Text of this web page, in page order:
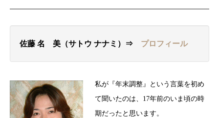
佐藤 名ゝ美（サトウ ナナミ）⇒ プロフィール
私が『年末調整』という言葉を初め
て聞いたのは、17年前のいま頃の時
期だったと思います。